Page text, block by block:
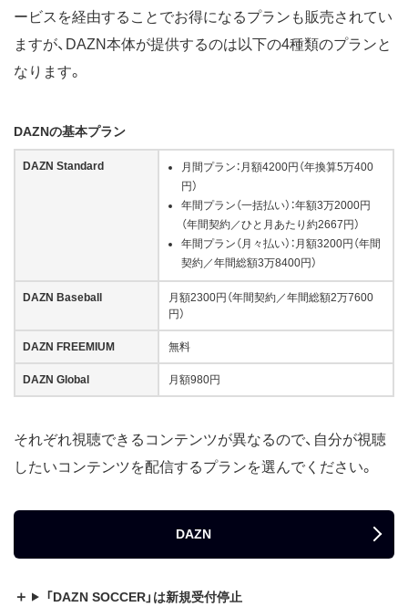
ービスを経由することでお得になるプランも販売されてい
ますが、DAZN本体が提供するのは以下の4種類のプランと
なります。
DAZNの基本プラン
DAZN Standard
月間プラン：月額4200円（年換算5万400
円）
年間プラン（一括払い）：年額3万2000円
（年間契約／ひと月あたり約2667円）
年間プラン（月々払い）：月額3200円（年間
契約／年間総額3万8400円）
DAZN Baseball
月額2300円（年間契約／年間総額2万7600
円）
DAZN FREEMIUM 無料
DAZN Global 月額980円
それぞれ視聴できるコンテンツが異なるので、自分が視聴
したいコンテンツを配信するプランを選んでください。
DAZN
「DAZN SOCCER」は新規受付停止